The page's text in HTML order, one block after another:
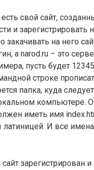
свой сайт,
и зарегистрировать
на него
а narod.ru – это
пусть будет
строке
папка, куда
компьютере.
иметь имя
И все
сайт